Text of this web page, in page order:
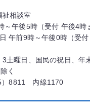
相談室
～午後5時（受付 午後4時
前9時～午後0時（受付
日、国民の祝日、年末
く
）8811 内線1170